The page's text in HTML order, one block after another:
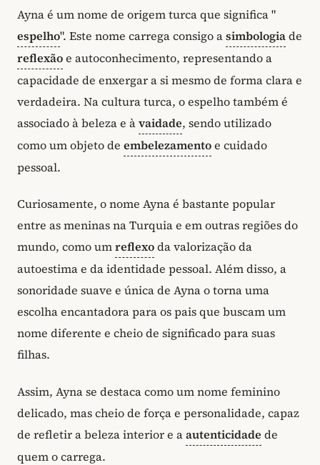
Ayna é um nome de origem turca que significa "
espelho". Este nome carrega consigo asimbologiade
reflexãoe autoconhecimento, representando a
capacidade de enxergar a si mesmo de forma clara e
verdadeira. Na cultura turca, o espelho também é
associado à beleza e àvaidade, sendo utilizado
como um objeto de embelezamentoe cuidado
pessoal.
Curiosamente, o nome Ayna é bastante popular
entre as meninas na Turquia e em outras regiões do
mundo, como umreflexoda valorização da
autoestima e da identidade pessoal. Além disso, a
sonoridade suave e única de Ayna o torna uma
escolha encantadora para os pais que buscam um
nome diferente e cheio de significado para suas
filhas.
Assim, Ayna se destaca como um nome feminino
delicado, mas cheio de força e personalidade, capaz
de refletir a beleza interior e aautenticidade de
quem o carrega.